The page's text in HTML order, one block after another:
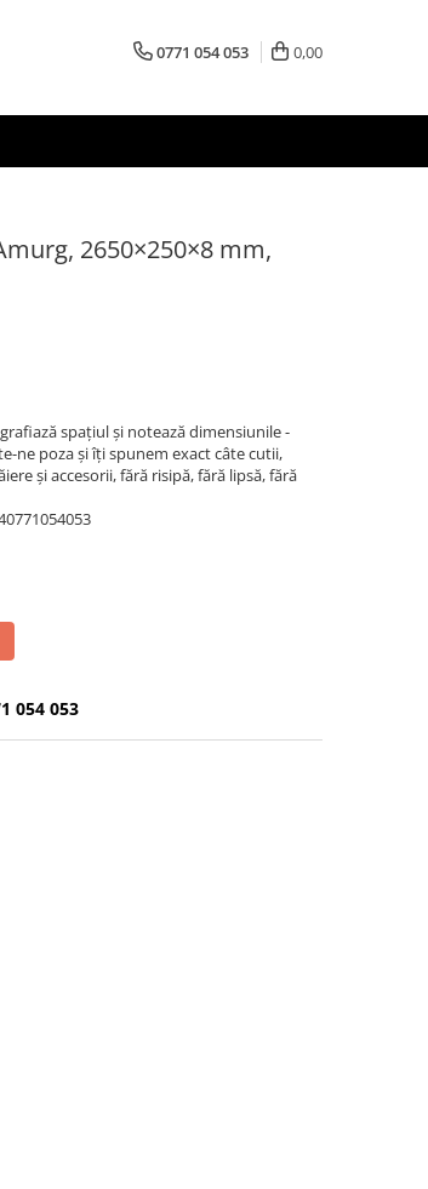
0771 054 053 0,00
2650×250×8 mm,
spațiul și notează dimensiunile -
ne poza și îți spunem exact câte cutii,
și accesorii, fără risipă, fără lipsă, fără
054 053